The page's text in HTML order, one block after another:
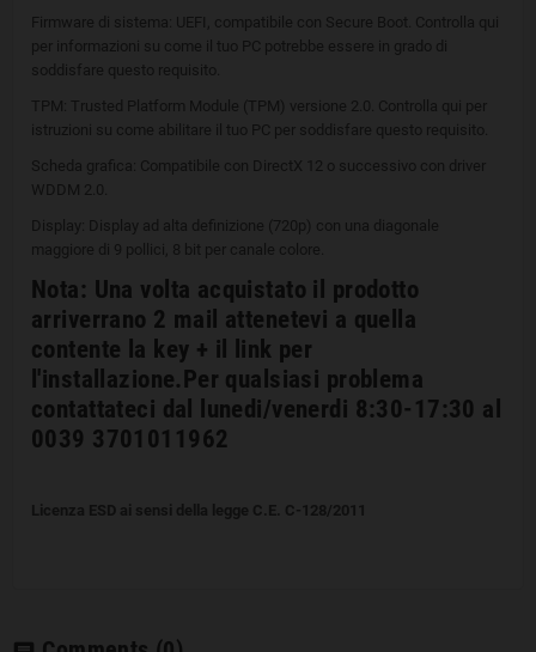
Firmware di sistema: UEFI, compatibile con Secure Boot. Controlla qui
per informazioni su come il tuo PC potrebbe essere in grado di
soddisfare questo requisito.
TPM: Trusted Platform Module (TPM) versione 2.0. Controlla qui per
istruzioni su come abilitare il tuo PC per soddisfare questo requisito.
Scheda grafica: Compatibile con DirectX 12 o successivo con driver
WDDM 2.0.
Display: Display ad alta definizione (720p) con una diagonale
maggiore di 9 pollici, 8 bit per canale colore.
Nota: Una volta acquistato il prodotto
arriverrano 2 mail attenetevi a quella
contente la key + il link per
l'installazione.Per qualsiasi problema
contattateci dal lunedi/venerdi 8:30-17:30 al
0039 3701011962
Licenza ESD ai sensi della legge C.E. C-128/2011